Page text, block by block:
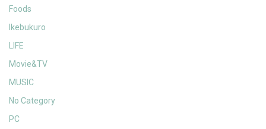
Foods
Ikebukuro
LIFE
Movie&TV
MUSIC
No Category
PC